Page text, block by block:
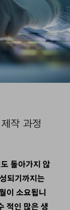
작 과정
돌아가지 않
되기까지는
이 소요됩니
적인 많은 생